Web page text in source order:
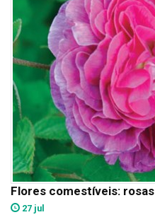
Flores comestíveis: rosas
27 jul